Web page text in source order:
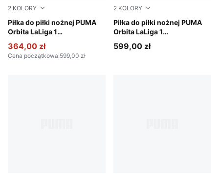
2 KOLORY
Piłka do piłki nożnej PUMA
Orbita LaLiga 1
Fluo Yellow-multicolor
364,00 zł
Cena początkowa:599,00 zł
2 KOLORY
Piłka do piłki nożnej PUMA
Orbita LaLiga 1
PUMA White-multicolor
599,00 zł